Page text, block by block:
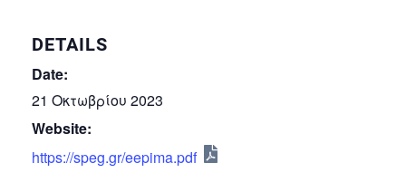
DETAILS
Date:
21 Οκτωβρίου 2023
Website:
https://speg.gr/eepima.pdf